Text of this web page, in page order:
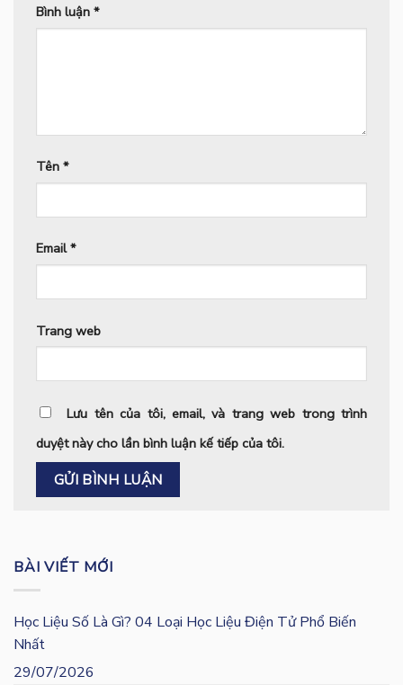
Bình luận *
Tên *
Email*
Trang web
Lưu tên của tôi, email, và trang web trong trình
duyệt này cho lần bình luận kế tiếp của tôi.
BÀI VIẾT MỚI
Học Liệu Số Là Gì? 04 Loại Học Liệu Điện Tử Phổ Biến
Nhất
29/07/2026